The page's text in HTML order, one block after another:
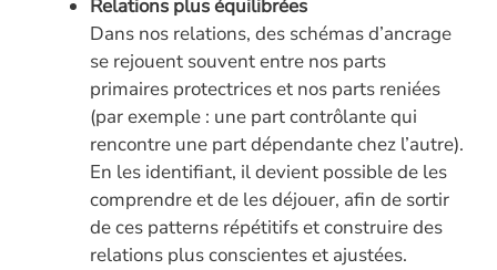
Relations plus équilibrées
Dans nos relations, des schémas d’ancrage
se rejouent souvent entre nos parts
primaires protectrices et nos parts reniées
(par exemple : une part contrôlante qui
rencontre une part dépendante chez l’autre).
En les identifiant, il devient possible de les
comprendre et de les déjouer, afin de sortir
de ces patterns répétitifs et construire des
relations plus conscientes et ajustées.